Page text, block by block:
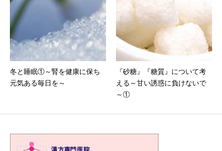
冬と睡眠①～腎を健康に保ち
元気ある毎日を～
『砂糖』『糖質』について考
える～甘い誘惑に負けないで
～①